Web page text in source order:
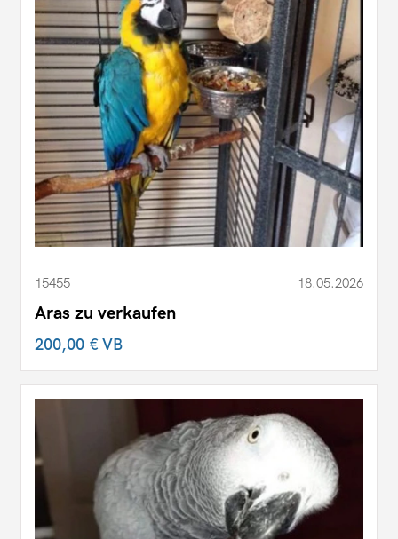
15455 18.05.2026
Aras zu verkaufen
200,00 €VB